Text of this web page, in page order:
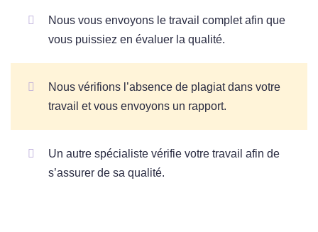
Nous vous envoyons le travail complet afin que
vous puissiez en évaluer la qualité.
Nous vérifions l’absence de plagiat dans votre
travail et vous envoyons un rapport.
Un autre spécialiste vérifie votre travail afin de
s’assurer de sa qualité.